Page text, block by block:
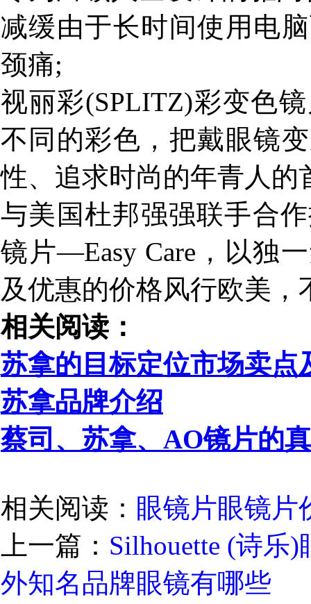
减缓由于长时间使用电
颈痛;
视丽彩(SPLITZ)彩变色
不同的彩色，把戴眼镜
性、追求时尚的年青人的
与美国杜邦强强联手合
镜片—Easy Care，以独
及优惠的价格风行欧美
相关阅读：
苏拿的目标定位市场卖点
苏拿品牌介绍
蔡司、苏拿、AO镜片的
相关阅读： 眼镜片眼镜片
上一篇： Silhouette (诗乐
外知名品牌眼镜有哪些